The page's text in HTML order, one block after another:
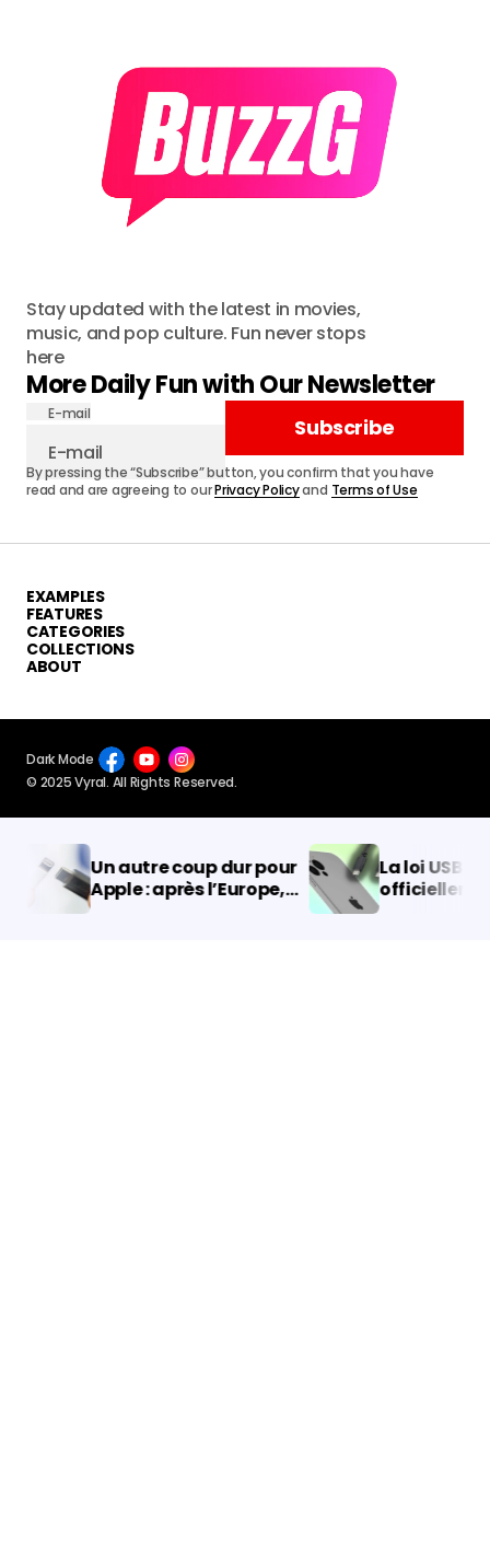
Stay updated with the latest in movies,
music, and pop culture. Fun never stops
here
More Daily Fun with Our Newsletter
E-mail
Subscribe
By pressing the “Subscribe” button, you confirm that you have
read and are agreeing to ourPrivacy Policyand Terms of Use
EXAMPLES
FEATURES
CATEGORIES
COLLECTIONS
ABOUT
© 2025 Vyral. All Rights Reserved.
Dark Mode
Un autre coup dur pour
Apple : après l’Europe,
un autre pays adopte
La loi USB-C
officiellement
approuvée